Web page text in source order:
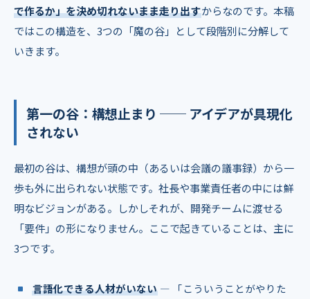
で作るか」を決め切れないまま走り出すからなのです。本稿
ではこの構造を、3つの「魔の谷」として段階別に分解して
いきます。
第一の谷：構想止まり ── アイデアが具現化
されない
最初の谷は、構想が頭の中（あるいは会議の議事録）から一
歩も外に出られない状態です。社長や事業責任者の中には鮮
明なビジョンがある。しかしそれが、開発チームに渡せる
「要件」の形になりません。ここで起きていることは、主に
3つです。
言語化できる人材がいない ― 「こういうことがやりた